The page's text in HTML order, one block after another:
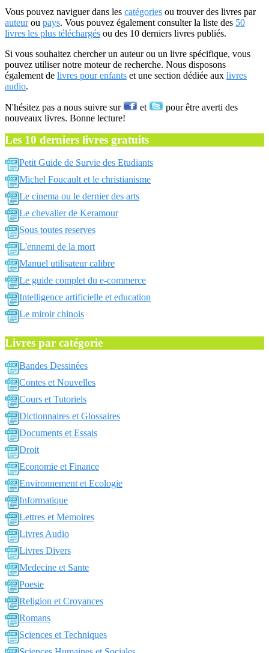
Vous pouvez naviguer dans les catégories ou trouver des livres par
auteurou pays. Vous pouvez également consulter la liste des 50
livres les plus téléchargés ou des 10 derniers livres publiés.
Si vous souhaitez chercher un auteur ou un livre spécifique, vous
pouvez utiliser notre moteur de recherche. Nous disposons
également de livres pour enfants et une section dédiée aux livres
audio.
N'hésitez pas a nous suivre sur et
pour être averti des
nouveaux livres. Bonne lecture!
Les 10 derniers livres gratuits
Petit Guide de Survie des Etudiants
Michel Foucault et le christianisme
Le cinema ou le dernier des arts
Le chevalier de Keramour
Sous toutes reserves
L'ennemi de la mort
Manuel utilisateur calibre
Le guide complet du e-commerce
Intelligence artificielle et education
Le miroir chinois
Livres par catégorie
Bandes Dessinées
Contes et Nouvelles
Cours et Tutoriels
Dictionnaires et Glossaires
Documents et Essais
Droit
Economie et Finance
Environnement et Ecologie
Informatique
Lettres et Memoires
Livres Audio
Livres Divers
Medecine et Sante
Poesie
Religion et Croyances
Romans
Sciences et Techniques